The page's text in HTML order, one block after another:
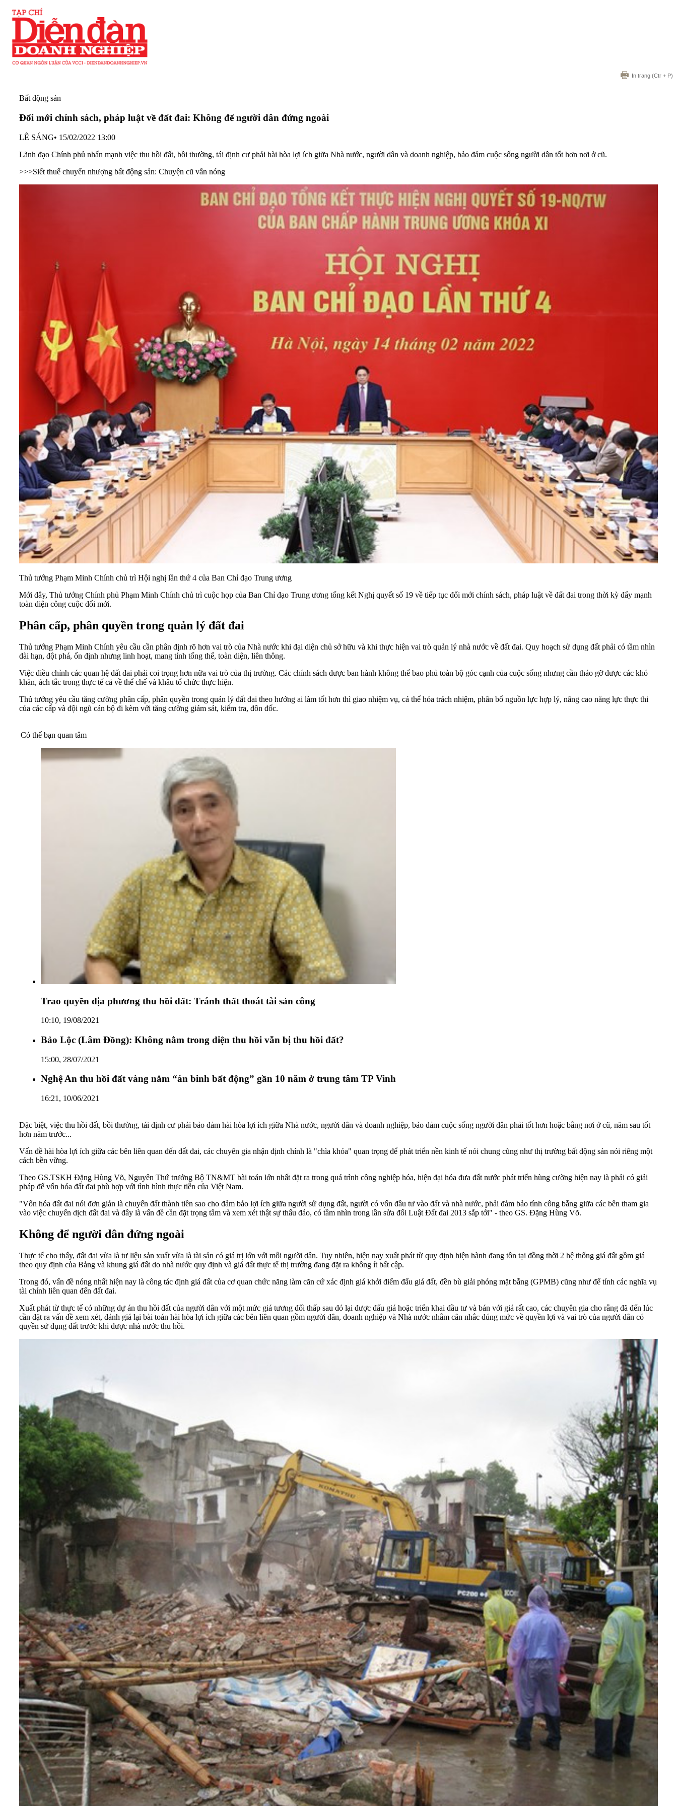
In trang (Ctr + P)
Bất động sản
Đổi mới chính sách, pháp luật về đất đai: Không để người dân đứng ngoài
LÊ SÁNG• 15/02/2022 13:00
Lãnh đạo Chính phủ nhấn mạnh việc thu hồi đất, bồi thường, tái định cư phải hài hòa lợi ích giữa Nhà nước, người dân và doanh nghiệp, bảo đảm cuộc sống người dân tốt hơn nơi ở cũ.
>>>Siết thuế chuyển nhượng bất động sản: Chuyện cũ vẫn nóng
Thủ tướng Phạm Minh Chính chủ trì Hội nghị lần thứ 4 của Ban Chỉ đạo Trung ương
Mới đây, Thủ tướng Chính phủ Phạm Minh Chính chủ trì cuộc họp của Ban Chỉ đạo Trung ương tổng kết Nghị quyết số 19 về tiếp tục đổi mới chính sách, pháp luật về đất đai trong thời kỳ đẩy mạnh
toàn diện công cuộc đổi mới.
Phân cấp, phân quyền trong quản lý đất đai
Thủ tướng Phạm Minh Chính yêu cầu cần phân định rõ hơn vai trò của Nhà nước khi đại diện chủ sở hữu và khi thực hiện vai trò quản lý nhà nước về đất đai. Quy hoạch sử dụng đất phải có tầm nhìn
dài hạn, đột phá, ổn định nhưng linh hoạt, mang tính tổng thể, toàn diện, liên thông.
Việc điều chỉnh các quan hệ đất đai phải coi trọng hơn nữa vai trò của thị trường. Các chính sách được ban hành không thể bao phủ toàn bộ góc cạnh của cuộc sống nhưng cần tháo gỡ được các khó
khăn, ách tắc trong thực tế cả về thể chế và khâu tổ chức thực hiện.
Thủ tướng yêu cầu tăng cường phân cấp, phân quyền trong quản lý đất đai theo hướng ai làm tốt hơn thì giao nhiệm vụ, cá thể hóa trách nhiệm, phân bổ nguồn lực hợp lý, nâng cao năng lực thực thi
của các cấp và đội ngũ cán bộ đi kèm với tăng cường giám sát, kiểm tra, đôn đốc.
Có thể bạn quan tâm
Trao quyền địa phương thu hồi đất: Tránh thất thoát tài sản công
10:10, 19/08/2021
Bảo Lộc (Lâm Đồng): Không nằm trong diện thu hồi vẫn bị thu hồi đất?
15:00, 28/07/2021
Nghệ An thu hồi đất vàng nằm “án binh bất động” gần 10 năm ở trung tâm TP Vinh
16:21, 10/06/2021
Đặc biệt, việc thu hồi đất, bồi thường, tái định cư phải bảo đảm hài hòa lợi ích giữa Nhà nước, người dân và doanh nghiệp, bảo đảm cuộc sống người dân phải tốt hơn hoặc bằng nơi ở cũ, năm sau tốt
hơn năm trước...
Vấn đề hài hòa lợi ích giữa các bên liên quan đến đất đai, các chuyên gia nhận định chính là "chìa khóa" quan trọng để phát triển nền kinh tế nói chung cũng như thị trường bất động sản nói riêng một
cách bền vững.
Theo GS.TSKH Đặng Hùng Võ, Nguyên Thứ trưởng Bộ TN&MT bài toán lớn nhất đặt ra trong quá trình công nghiệp hóa, hiện đại hóa đưa đất nước phát triển hùng cường hiện nay là phải có giải
pháp để vốn hóa đất đai phù hợp với tình hình thực tiễn của Việt Nam.
"Vốn hóa đất đai nói đơn giản là chuyển đất thành tiền sao cho đảm bảo lợi ích giữa người sử dụng đất, người có vốn đầu tư vào đất và nhà nước, phải đảm bảo tính công bằng giữa các bên tham gia
vào việc chuyển dịch đất đai và đây là vấn đề cần đặt trọng tâm và xem xét thật sự thấu đáo, có tầm nhìn trong lần sửa đổi Luật Đất đai 2013 sắp tới" - theo GS. Đặng Hùng Võ.
Không để người dân đứng ngoài
Thực tế cho thấy, đất đai vừa là tư liệu sản xuất vừa là tài sản có giá trị lớn với mỗi người dân. Tuy nhiên, hiện nay xuất phát từ quy định hiện hành đang tồn tại đồng thời 2 hệ thống giá đất gồm giá
theo quy định của Bảng và khung giá đất do nhà nước quy định và giá đất thực tế thị trường đang đặt ra không ít bất cập.
Trong đó, vấn đề nóng nhất hiện nay là công tác định giá đất của cơ quan chức năng làm căn cứ xác định giá khởi điểm đấu giá đất, đền bù giải phóng mặt bằng (GPMB) cũng như để tính các nghĩa vụ
tài chính liên quan đến đất đai.
Xuất phát từ thực tế có những dự án thu hồi đất của người dân với một mức giá tương đối thấp sau đó lại được đấu giá hoặc triển khai đầu tư và bán với giá rất cao, các chuyên gia cho rằng đã đến lúc
cần đặt ra vấn đề xem xét, đánh giá lại bài toán hài hòa lợi ích giữa các bên liên quan gồm người dân, doanh nghiệp và Nhà nước nhằm cân nhắc đúng mức về quyền lợi và vai trò của người dân có
quyền sử dụng đất trước khi được nhà nước thu hồi.